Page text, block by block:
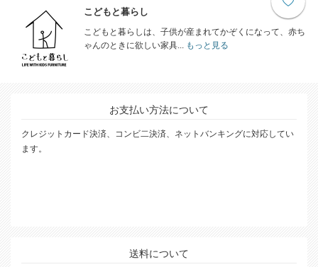
こどもと暮らし
こどもと暮らしは、子供が産まれてかぞくになって、赤ち
ゃんのときに欲しい家具...
もっと見る
お支払い方法について
クレジットカード決済、コンビ二決済、ネットバンキングに対応してい
ます。